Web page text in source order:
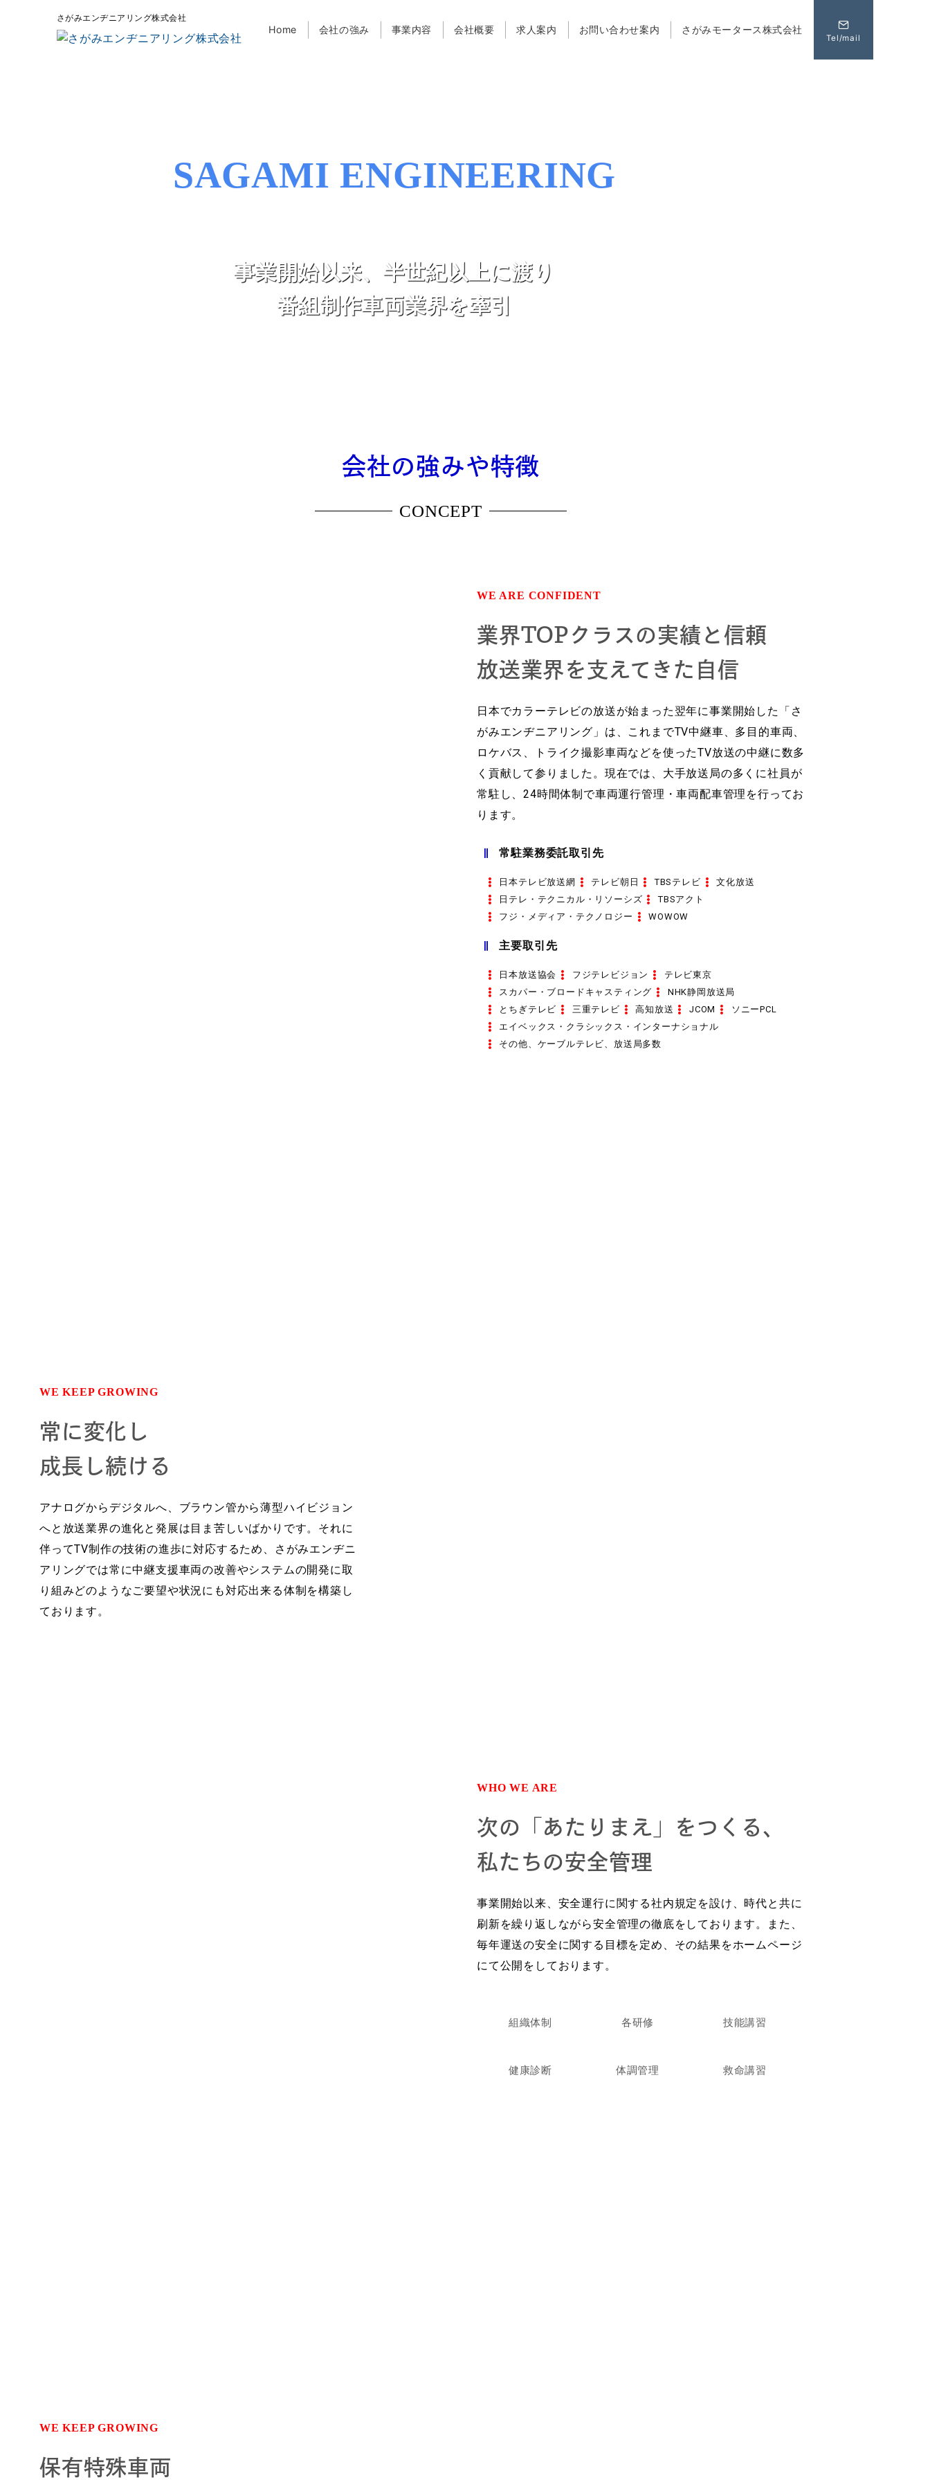
さがみエンヂニアリング株式会社
Home 会社の強み 事業内容 会社概要 求人案内 お問い合わせ案内 さがみモータース株式会社
Tel/mail
SAGAMI ENGINEERING
事業開始以来、半世紀以上に渡り
番組制作車両業界を牽引
会社の強みや特徴
CONCEPT
WE ARE CONFIDENT
業界TOPクラスの実績と信頼
放送業界を支えてきた自信
日本でカラーテレビの放送が始まった翌年に事業開始した「さ
がみエンヂニアリング」は、これまでTV中継車、多目的車両、
ロケバス、トライク撮影車両などを使ったTV放送の中継に数多
く貢献して参りました。現在では、大手放送局の多くに社員が
常駐し、24時間体制で車両運行管理・車両配車管理を行ってお
ります。
常駐業務委託取引先
日本テレビ放送網 テレビ朝日 TBSテレビ
文化放送
日テレ・テクニカル・リソーシズ
TBSアクト
フジ・メディア・テクノロジー
WOWOW
主要取引先
日本放送協会 フジテレビジョン
テレビ東京
スカパー・ブロードキャスティング
NHK静岡放送局
とちぎテレビ
三重テレビ 高知放送 JCOM
ソニーPCL
エイベックス・クラシックス・インターナショナル
その他、ケーブルテレビ、放送局多数
WE KEEP GROWING
常に変化し
成長し続ける
アナログからデジタルへ、ブラウン管から薄型ハイビジョン
へと放送業界の進化と発展は目ま苦しいばかりです。それに
伴ってTV制作の技術の進歩に対応するため、さがみエンヂニ
アリングでは常に中継支援車両の改善やシステムの開発に取
り組みどのようなご要望や状況にも対応出来る体制を構築し
ております。
WHO WE ARE
次の「あたりまえ」をつくる、
私たちの安全管理
事業開始以来、安全運行に関する社内規定を設け、時代と共に
刷新を繰り返しながら安全管理の徹底をしております。また、
毎年運送の安全に関する目標を定め、その結果をホームページ
にて公開をしております。
組織体制
健康診断
各研修
体調管理
技能講習
救命講習
WE KEEP GROWING
保有特殊車両